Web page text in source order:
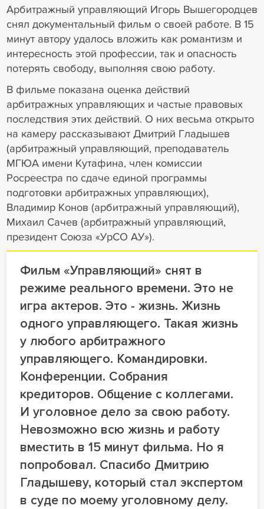
Арбитражный управляющий Игорь Вышегородцев
снял документальный фильм о своей работе. В 15
минут автору удалось вложить как романтизм и
интересность этой профессии, так и опасность
потерять свободу, выполняя свою работу.
В фильме показана оценка действий
арбитражных управляющих и частые правовых
последствия этих действий. О них весьма открыто
на камеру рассказывают Дмитрий Гладышев
(арбитражный управляющий, преподаватель
МГЮА имени Кутафина, член комиссии
Росреестра по сдаче единой программы
подготовки арбитражных управляющих),
Владимир Конов (арбитражный управляющий),
Михаил Сачев (арбитражный управляющий,
президент Союза «УрСО АУ»).
Фильм «Управляющий» снят в
режиме реального времени. Это не
игра актеров. Это - жизнь. Жизнь
одного управляющего. Такая жизнь
у любого арбитражного
управляющего. Командировки.
Конференции. Собрания
кредиторов. Общение с коллегами.
И уголовное дело за свою работу.
Невозможно всю жизнь и работу
вместить в 15 минут фильма. Но я
попробовал. Спасибо Дмитрию
Гладышеву, который стал экспертом
в суде по моему уголовному делу.